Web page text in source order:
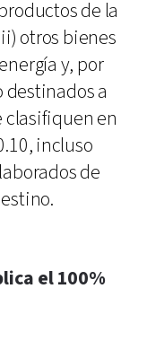
de la
otros bienes
y, por
destinados a
clasifiquen en
incluso
de
el 100%